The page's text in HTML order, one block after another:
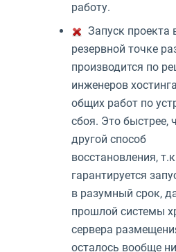
работу.
Запуск проекта
резервной точке
производится по
инженеров
общих работ по
сбоя. Это быстрее,
другой способ
восстановления,
гарантируется
в разумный срок,
прошлой системы
сервера
осталось вообще